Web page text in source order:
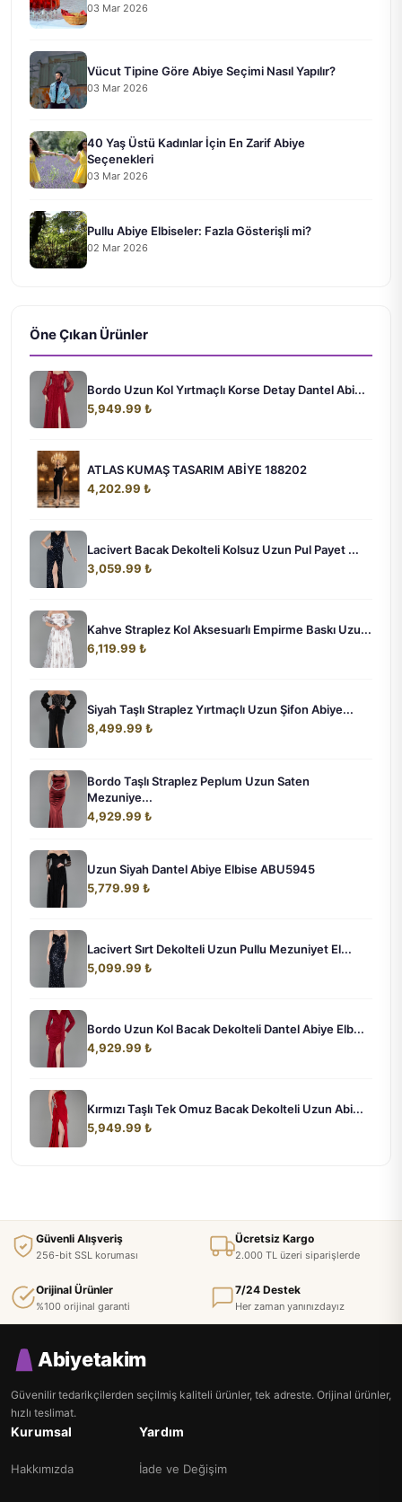
03 Mar 2026
Vücut Tipine Göre Abiye Seçimi Nasıl Yapılır?
03 Mar 2026
40 Yaş Üstü Kadınlar İçin En Zarif Abiye
Seçenekleri
03 Mar 2026
Pullu Abiye Elbiseler: Fazla Gösterişli mi?
02 Mar 2026
Öne Çıkan Ürünler
Bordo Uzun Kol Yırtmaçlı Korse Detay Dantel Abi...
5,949.99 ₺
ATLAS KUMAŞ TASARIM ABİYE 188202
4,202.99 ₺
Lacivert Bacak Dekolteli Kolsuz Uzun Pul Payet ...
3,059.99 ₺
Kahve Straplez Kol Aksesuarlı Empirme Baskı Uzu...
6,119.99 ₺
Siyah Taşlı Straplez Yırtmaçlı Uzun Şifon Abiye...
8,499.99 ₺
Bordo Taşlı Straplez Peplum Uzun Saten
Mezuniye...
4,929.99 ₺
Uzun Siyah Dantel Abiye Elbise ABU5945
5,779.99 ₺
Lacivert Sırt Dekolteli Uzun Pullu Mezuniyet El...
5,099.99 ₺
Bordo Uzun Kol Bacak Dekolteli Dantel Abiye Elb...
4,929.99 ₺
Kırmızı Taşlı Tek Omuz Bacak Dekolteli Uzun Abi...
5,949.99 ₺
Güvenli Alışveriş
256-bit SSL koruması
Ücretsiz Kargo
2.000 TL üzeri siparişlerde
Orijinal Ürünler
%100 orijinal garanti
7/24 Destek
Her zaman yanınızdayız
Abiyetakim
Güvenilir tedarikçilerden seçilmiş kaliteli ürünler, tek adreste. Orijinal ürünler,
hızlı teslimat.
Kurumsal
Hakkımızda
Yardım
İade ve Değişim